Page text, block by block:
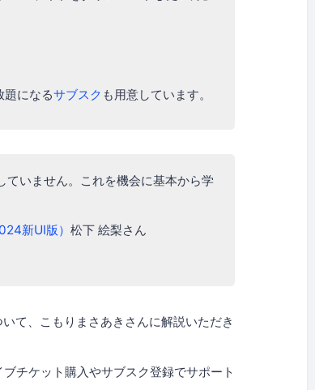
になるサブスク も用意しています。
いません。これを機会に基本から学
新UI版） 松下 絵梨さん
て、こもりまさあきさんに解説いただき
チケット購入やサブスク登録でサポート